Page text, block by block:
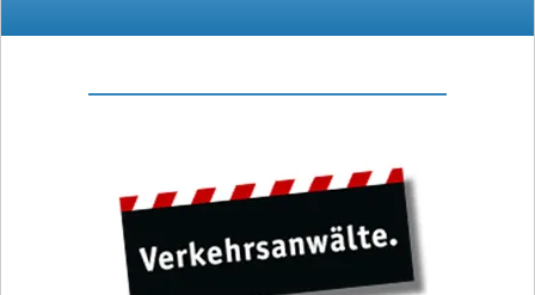
Nachrichten, Texte, Podcast, O-Töne,